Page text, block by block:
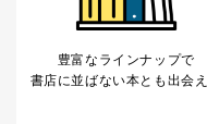
SNS公式アカウン
トに登録された方
豊富なラインナップで
書店に並ばない本とも出会